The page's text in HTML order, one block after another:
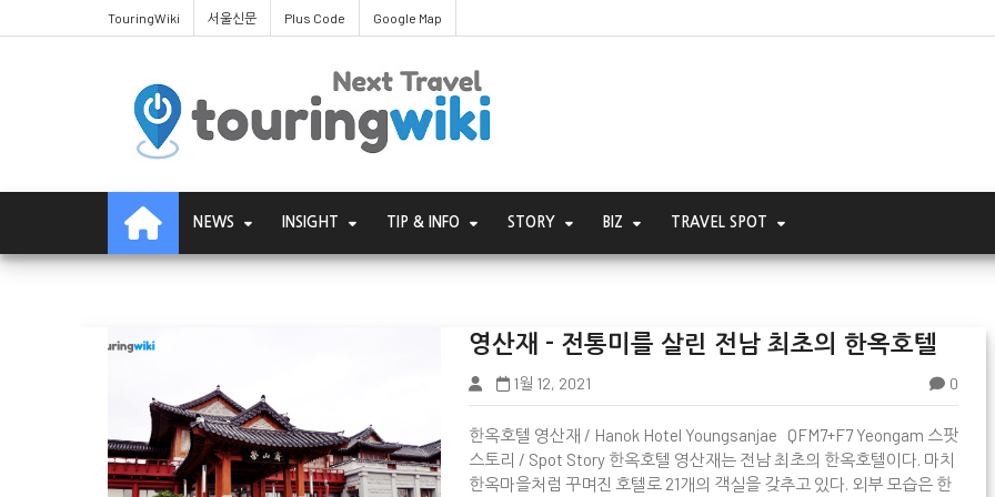
TouringWiki 서울신문 Plus Code Google Map
NEWS INSIGHT TIP & INFO STORY BIZ TRAVEL SPOT

Wiki Page
영산재 - 전통미를 살린 전남 최초의 한옥호텔
1월 12, 2021 0
한옥호텔 영산재 / Hanok Hotel Youngsanjae QFM7+F7 Yeongam 스팟
스토리 / Spot Story 한옥호텔 영산재는 전남 최초의 한옥호텔이다. 마치
한옥마을처럼 꾸며진 호텔로 21개의 객실을 갖추고 있다. 외부 모습은 한